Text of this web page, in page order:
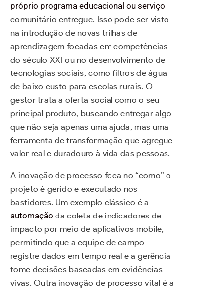
próprio programa educacional ou serviço
comunitário entregue. Isso pode ser visto
na introdução de novas trilhas de
aprendizagem focadas em competências
do século XXI ou no desenvolvimento de
tecnologias sociais, como filtros de água
de baixo custo para escolas rurais. O
gestor trata a oferta social como o seu
principal produto, buscando entregar algo
que não seja apenas uma ajuda, mas uma
ferramenta de transformação que agregue
valor real e duradouro à vida das pessoas.
A inovação de processo foca no “como” o
projeto é gerido e executado nos
bastidores. Um exemplo clássico é a
automação da coleta de indicadores de
impacto por meio de aplicativos mobile,
permitindo que a equipe de campo
registre dados em tempo real e a gerência
tome decisões baseadas em evidências
vivas. Outra inovação de processo vital é a